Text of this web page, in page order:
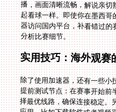
分析比赛细节。
实用技巧：海外观赛
除了使用加速器，还有一些小
提前测试节点：在赛事开始前